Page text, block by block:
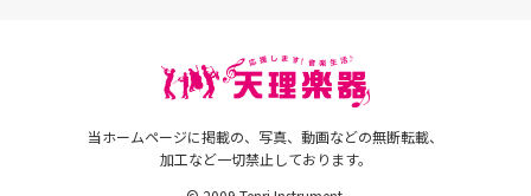
当ホームページに掲載の、写真、動画などの無断転載、
加工など一切禁止しております。